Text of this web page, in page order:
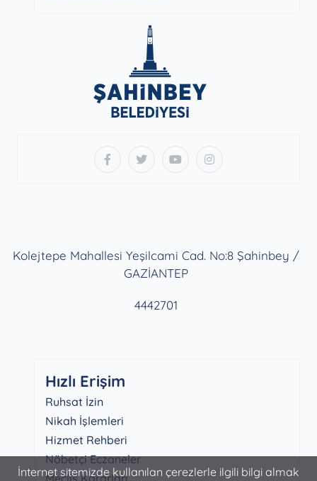
İnternet sitemizde kullanılan çerezlerle ilgili bilgi almak
Kolejtepe Mahallesi Yeşilcami Cad. No:8 Şahinbey /
GAZİANTEP
4442701
Hızlı Erişim
Ruhsat İzin
Nikah İşlemleri
Hizmet Rehberi
Nöbetçi Eczaneler
Meclis Kararları